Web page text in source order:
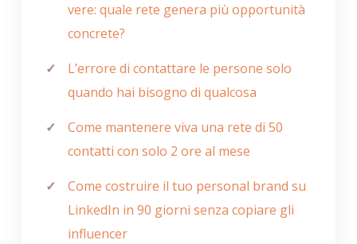
vere: quale rete genera più opportunità
concrete?
L’errore di contattare le persone solo
quando hai bisogno di qualcosa
Come mantenere viva una rete di 50
contatti con solo 2 ore al mese
Come costruire il tuo personal brand su
LinkedIn in 90 giorni senza copiare gli
influencer